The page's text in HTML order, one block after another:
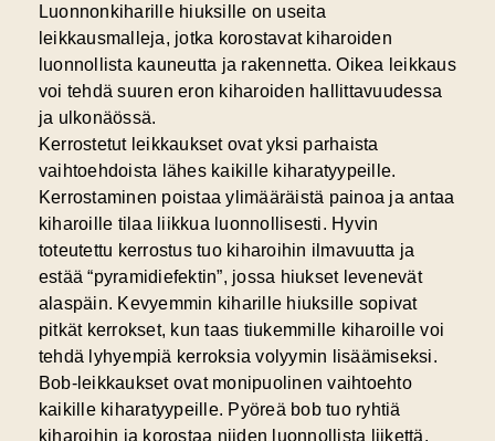
Luonnonkiharille hiuksille on useita
leikkausmalleja, jotka korostavat kiharoiden
luonnollista kauneutta ja rakennetta. Oikea leikkaus
voi tehdä suuren eron kiharoiden hallittavuudessa
ja ulkonäössä.
Kerrostetut leikkaukset ovat yksi parhaista
vaihtoehdoista lähes kaikille kiharatyypeille.
Kerrostaminen poistaa ylimääräistä painoa ja antaa
kiharoille tilaa liikkua luonnollisesti. Hyvin
toteutettu kerrostus tuo kiharoihin ilmavuutta ja
estää “pyramidiefektin”, jossa hiukset levenevät
alaspäin. Kevyemmin kiharille hiuksille sopivat
pitkät kerrokset, kun taas tiukemmille kiharoille voi
tehdä lyhyempiä kerroksia volyymin lisäämiseksi.
Bob-leikkaukset ovat monipuolinen vaihtoehto
kaikille kiharatyypeille. Pyöreä bobtuo ryhtiä
kiharoihin ja korostaa niiden luonnollista liikettä,